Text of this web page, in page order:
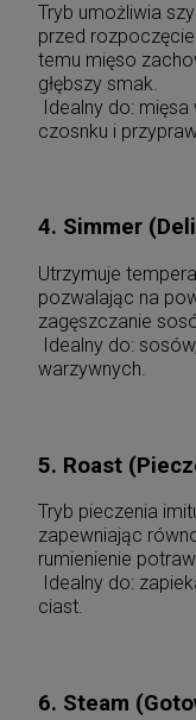
Tryb umożliwia
przed
temu mięso
głębszy smak.
Idealny do: mięsa
czosnku i
4. Simmer
Utrzymuje
pozwalając na
zagęszczanie
Idealny do:
warzywnych.
5. Roast
Tryb pieczenia
zapewniając
rumienienie
Idealny do:
ciast.
6. Steam